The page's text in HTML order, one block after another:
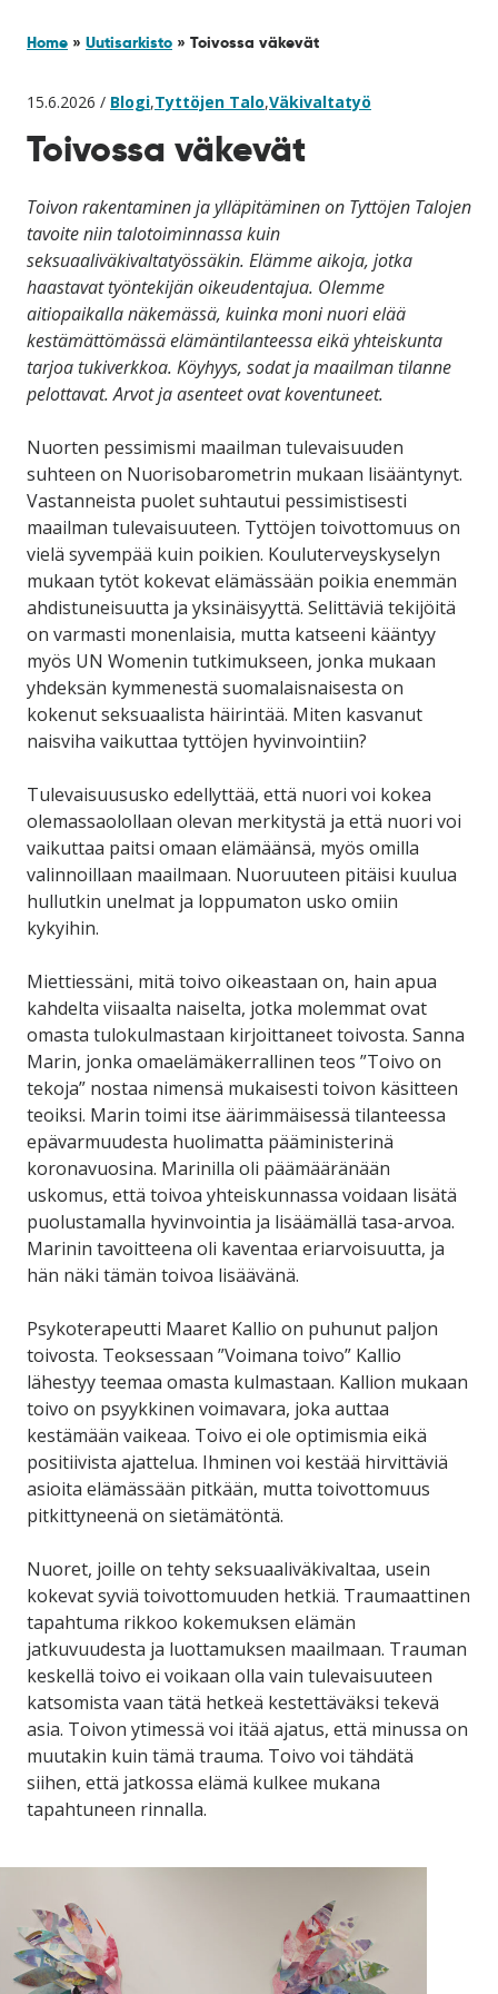
Home » Uutisarkisto » Toivossa väkevät
15.6.2026 / Blogi,Tyttöjen Talo,Väkivaltatyö
Toivossa väkevät
Toivon rakentaminen ja ylläpitäminen on Tyttöjen Talojen
tavoite niin talotoiminnassa kuin
seksuaaliväkivaltatyössäkin. Elämme aikoja, jotka
haastavat työntekijän oikeudentajua. Olemme
aitiopaikalla näkemässä, kuinka moni nuori elää
kestämättömässä elämäntilanteessa eikä yhteiskunta
tarjoa tukiverkkoa. Köyhyys, sodat ja maailman tilanne
pelottavat. Arvot ja asenteet ovat koventuneet.
Nuorten pessimismi maailman tulevaisuuden
suhteen on Nuorisobarometrin mukaan lisääntynyt.
Vastanneista puolet suhtautui pessimistisesti
maailman tulevaisuuteen. Tyttöjen toivottomuus on
vielä syvempää kuin poikien. Kouluterveyskyselyn
mukaan tytöt kokevat elämässään poikia enemmän
ahdistuneisuutta ja yksinäisyyttä. Selittäviä tekijöitä
on varmasti monenlaisia, mutta katseeni kääntyy
myös UN Womenin tutkimukseen, jonka mukaan
yhdeksän kymmenestä suomalaisnaisesta on
kokenut seksuaalista häirintää. Miten kasvanut
naisviha vaikuttaa tyttöjen hyvinvointiin?
Tulevaisuususko edellyttää, että nuori voi kokea
olemassaolollaan olevan merkitystä ja että nuori voi
vaikuttaa paitsi omaan elämäänsä, myös omilla
valinnoillaan maailmaan. Nuoruuteen pitäisi kuulua
hullutkin unelmat ja loppumaton usko omiin
kykyihin.
Miettiessäni, mitä toivo oikeastaan on, hain apua
kahdelta viisaalta naiselta, jotka molemmat ovat
omasta tulokulmastaan kirjoittaneet toivosta. Sanna
Marin, jonka omaelämäkerrallinen teos ”Toivo on
tekoja” nostaa nimensä mukaisesti toivon käsitteen
teoiksi. Marin toimi itse äärimmäisessä tilanteessa
epävarmuudesta huolimatta pääministerinä
koronavuosina. Marinilla oli päämääränään
uskomus, että toivoa yhteiskunnassa voidaan lisätä
puolustamalla hyvinvointia ja lisäämällä tasa-arvoa.
Marinin tavoitteena oli kaventaa eriarvoisuutta, ja
hän näki tämän toivoa lisäävänä.
Psykoterapeutti Maaret Kallio on puhunut paljon
toivosta. Teoksessaan ”Voimana toivo” Kallio
lähestyy teemaa omasta kulmastaan. Kallion mukaan
toivo on psyykkinen voimavara, joka auttaa
kestämään vaikeaa. Toivo ei ole optimismia eikä
positiivista ajattelua. Ihminen voi kestää hirvittäviä
asioita elämässään pitkään, mutta toivottomuus
pitkittyneenä on sietämätöntä.
Nuoret, joille on tehty seksuaaliväkivaltaa, usein
kokevat syviä toivottomuuden hetkiä. Traumaattinen
tapahtuma rikkoo kokemuksen elämän
jatkuvuudesta ja luottamuksen maailmaan. Trauman
keskellä toivo ei voikaan olla vain tulevaisuuteen
katsomista vaan tätä hetkeä kestettäväksi tekevä
asia. Toivon ytimessä voi itää ajatus, että minussa on
muutakin kuin tämä trauma. Toivo voi tähdätä
siihen, että jatkossa elämä kulkee mukana
tapahtuneen rinnalla.